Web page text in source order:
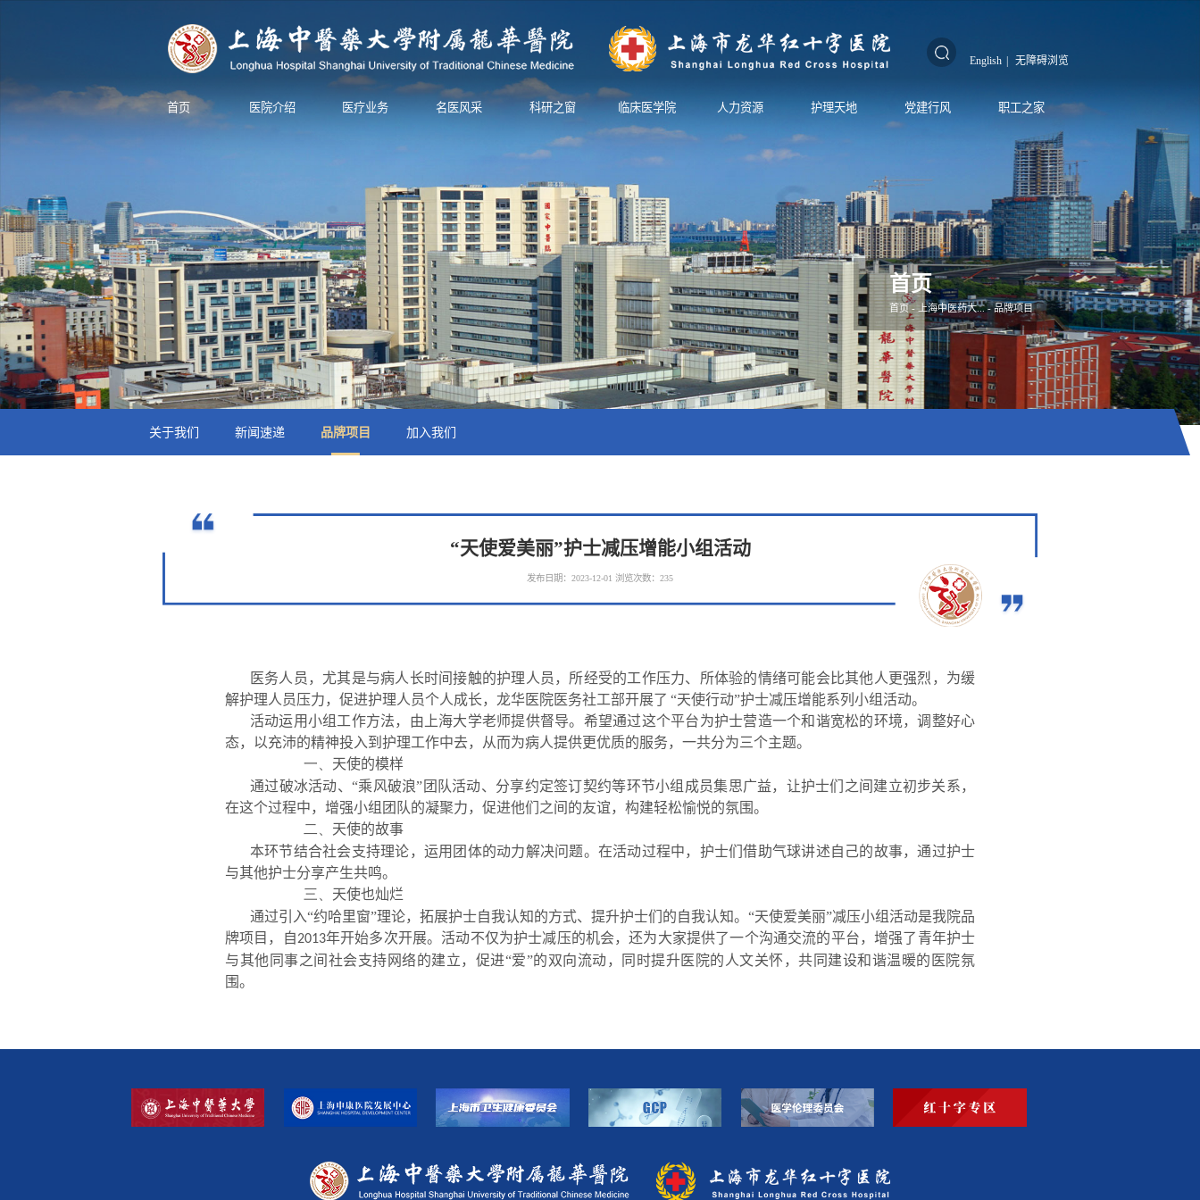
English | 无障碍浏览
首页 医院介绍 医疗业务 名医风采 科研之窗 临床医学院 人力资源 护理天地 党建行风 职工之家
首页
首页-上海中医药大...-品牌项目
关于我们 新闻速递 品牌项目 加入我们
“天使爱美丽”护士减压增能小组活动
发布日期：2023-12-01 浏览次数： 235
医务人员，尤其是与病人长时间接触的护理人员，所经受的工作压力、所体验的情绪可能会比其他人更强烈，为缓
解护理人员压力，促进护理人员个人成长，龙华医院医务社工部开展了 “天使行动”护士减压增能系列小组活动。
活动运用小组工作方法，由上海大学老师提供督导。希望通过这个平台为护士营造一个和谐宽松的环境，调整好心
态，以充沛的精神投入到护理工作中去，从而为病人提供更优质的服务，一共分为三个主题。
一、 天使的模样
通过破冰活动、“乘风破浪”团队活动、分享约定签订契约等环节小组成员集思广益，让护士们之间建立初步关系，
在这个过程中，增强小组团队的凝聚力，促进他们之间的友谊，构建轻松愉悦的氛围。
二、 天使的故事
本环节结合社会支持理论，运用团体的动力解决问题。在活动过程中，护士们借助气球讲述自己的故事，通过护士
与其他护士分享产生共鸣。
三、 天使也灿烂
通过引入“约哈里窗”理论，拓展护士自我认知的方式、提升护士们的自我认知。“天使爱美丽”减压小组活动是我院品
牌项目，自2013年开始多次开展。活动不仅为护士减压的机会，还为大家提供了一个沟通交流的平台，增强了青年护士
与其他同事之间社会支持网络的建立，促进“爱”的双向流动，同时提升医院的人文关怀，共同建设和谐温暖的医院氛
围。